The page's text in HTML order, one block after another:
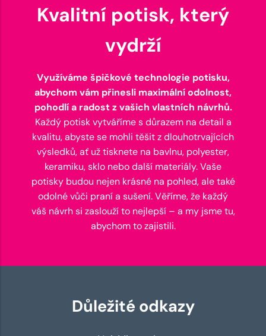
Kvalitní potisk, který
vydrží
Využíváme špičkové technologie potisku,
abychom vám přinesli maximální odolnost,
pohodlí a radost z vašich vlastních návrhů.
Každý potisk vytváříme s důrazem na detail a
kvalitu, abyste se mohli těšit z dlouhotrvajících
výsledků, ať už tisknete na bavlnu, polyester,
keramiku, sklo nebo další materiály. Vaše
potisky budou nejen krásné na pohled, ale také
odolné vůči praní a sušení. Věříme, že každý
váš návrh si zaslouží to nejlepší – a my jsme tu,
abychom to zajistili.
Důležité odkazy